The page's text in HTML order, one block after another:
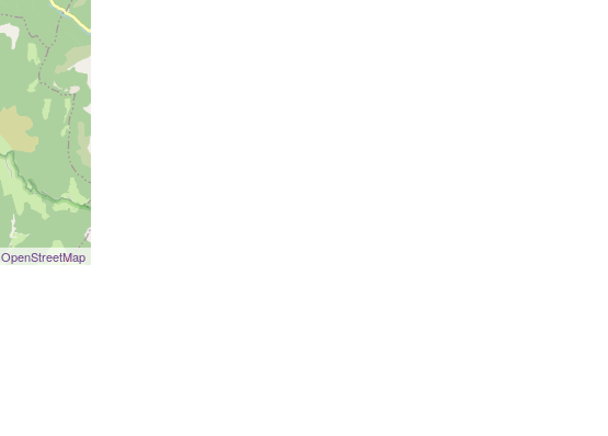
OpenStreetMap